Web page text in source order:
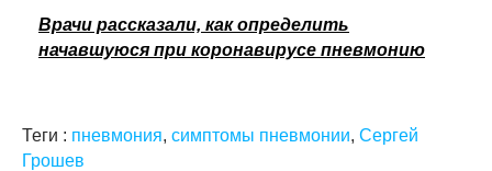
Врачи рассказали, как определить
начавшуюся при коронавирусе пневмонию
Теги : пневмония, симптомы пневмонии, Сергей
Грошев